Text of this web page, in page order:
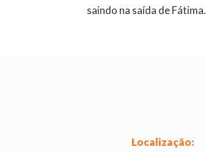
saindo na saída de Fátima.
Localização: